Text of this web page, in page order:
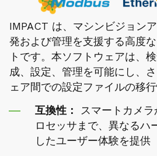
IMPACT は、マシンビジョン
発および管理を支援する高度
トです。本ソフトウェアは、
成、設定、管理を可能にし、
ェア間での設定ファイルの移
互換性：
スマートカメ
ロセッサまで、異なるハ
したユーザー体験を提供